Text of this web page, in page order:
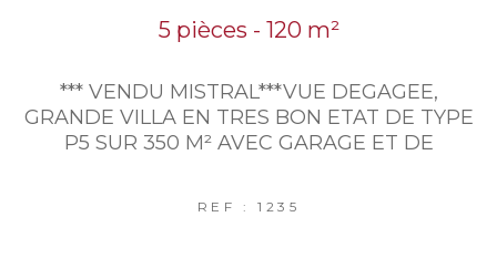
5 pièces - 120 m²
*** VENDU MISTRAL***VUE DEGAGEE,
GRANDE VILLA EN TRES BON ETAT DE TYPE
P5 SUR 350 M² AVEC GARAGE ET DE
REF : 1235